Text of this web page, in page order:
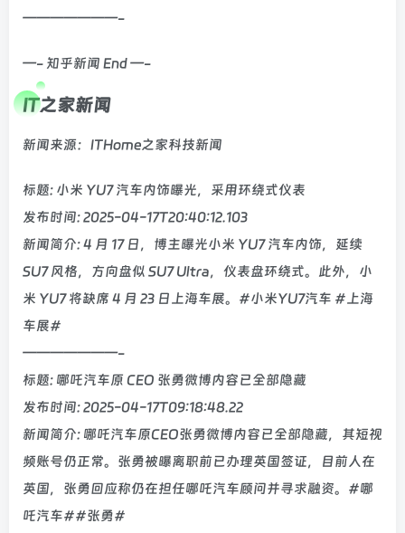
———————-
—- 知乎新闻 End —-
IT之家新闻
新闻来源：ITHome之家科技新闻
标题: 小米 YU7 汽车内饰曝光，采用环绕式仪表
发布时间: 2025-04-17T20:40:12.103
新闻简介: 4 月 17 日，博主曝光小米 YU7 汽车内饰，延续
SU7 风格，方向盘似 SU7 Ultra，仪表盘环绕式。此外，小
米 YU7 将缺席 4 月 23 日上海车展。#小米YU7汽车 #上海
车展#
———————-
标题: 哪吒汽车原 CEO 张勇微博内容已全部隐藏
发布时间: 2025-04-17T09:18:48.22
新闻简介: 哪吒汽车原CEO张勇微博内容已全部隐藏，其短视
频账号仍正常。张勇被曝离职前已办理英国签证，目前人在
英国，张勇回应称仍在担任哪吒汽车顾问并寻求融资。#哪
吒汽车##张勇#